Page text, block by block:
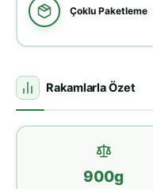
Çoklu Paketleme
Rakamlarla Özet
900g